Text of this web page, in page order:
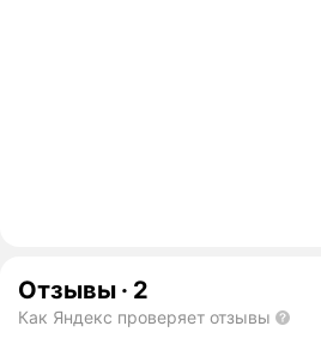
Отзывы · 2
Как Яндекс проверяет отзывы